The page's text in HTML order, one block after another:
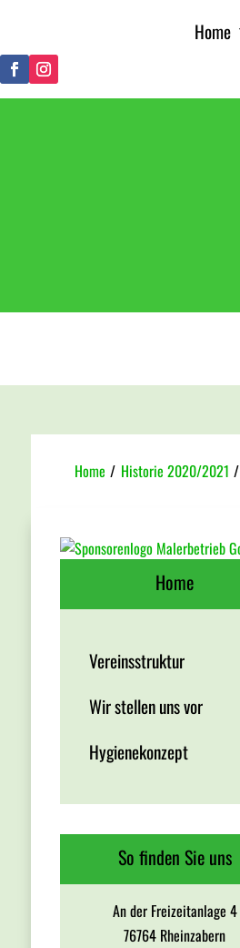
Home
Home / Historie 2020/2021 /
Home
Vereinsstruktur
Wir stellen uns vor
Hygienekonzept
So finden Sie uns
An der Freizeitanlage 4
76764 Rheinzabern